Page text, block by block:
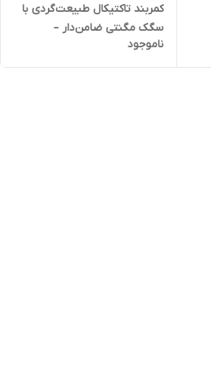
کمربند تاکتیکال طبیعت‌گردی با
سگک مگنتی ضامن‌دار –
رنگ‌بندی متنوع
ناموجود